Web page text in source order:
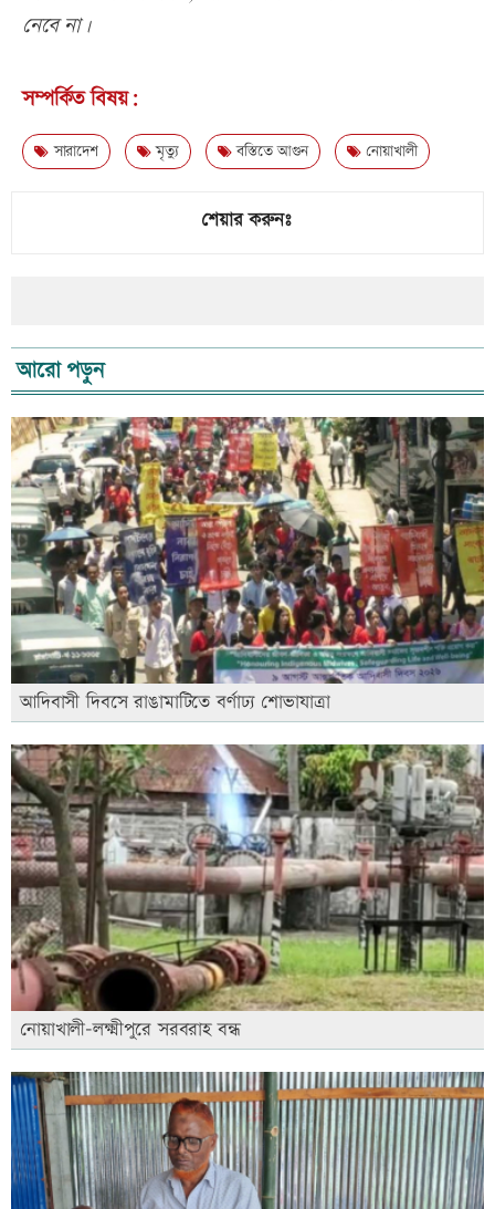
নেবে না।
সম্পর্কিত বিষয়:
সারাদেশ মৃত্যু বস্তিতে আগুন নোয়াখালী
শেয়ার করুনঃ
আরো পড়ুন
আদিবাসী দিবসে রাঙামাটিতে বর্ণাঢ্য শোভাযাত্রা
নোয়াখালী-লক্ষ্মীপুরে সরবরাহ বন্ধ